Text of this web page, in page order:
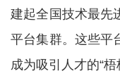
建起全国技术最先
平台集群。这些平
成为吸引人才的“梧